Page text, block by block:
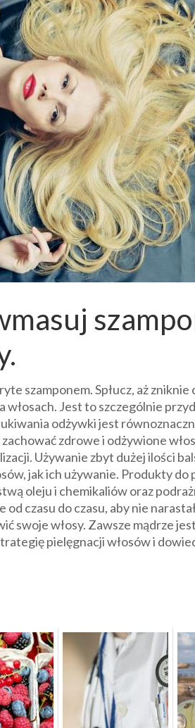
szamponem. Spłucz, aż zniknie
Jest to szczególnie
odżywki jest
zdrowe i odżywione
Używanie zbyt dużej ilości
jak ich używanie. Produkty do
oleju i chemikaliów oraz
czasu do czasu, aby nie
swoje włosy. Zawsze mądrze
pielęgnacji włosów i